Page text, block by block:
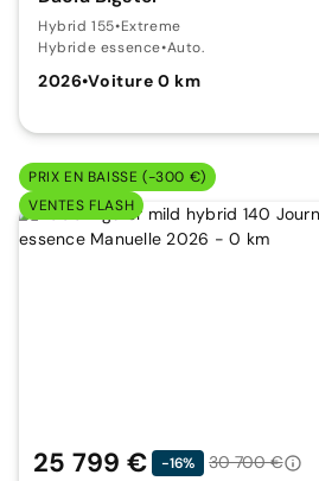
Hybrid 155•Extreme
Hybride essence•Auto.
2026•Voiture 0 km
PRIX EN BAISSE (-300 €)
VENTES FLASH
25 799 € -16%
30 700 €